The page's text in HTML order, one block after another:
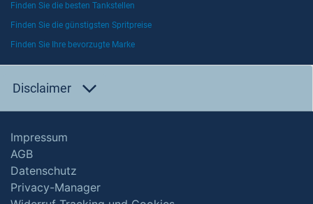
Finden Sie die besten Tankstellen
Finden Sie die günstigsten Spritpreise
Finden Sie Ihre bevorzugte Marke
Disclaimer
Impressum
AGB
Datenschutz
Privacy-Manager